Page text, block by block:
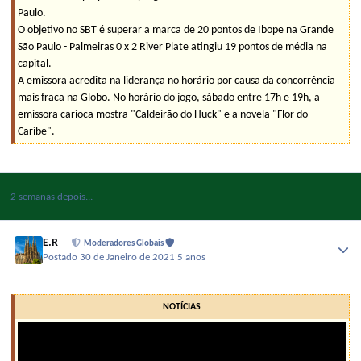
Paulo.
O objetivo no SBT é superar a marca de 20 pontos de Ibope na Grande
São Paulo - Palmeiras 0 x 2 River Plate atingiu 19 pontos de média na
capital.
A emissora acredita na liderança no horário por causa da concorrência
mais fraca na Globo. No horário do jogo, sábado entre 17h e 19h, a
emissora carioca mostra "Caldeirão do Huck" e a novela "Flor do
Caribe".
2 semanas depois...
E.R Moderadores Globais
Postado 30 de Janeiro de 2021 5 anos
NOTÍCIAS